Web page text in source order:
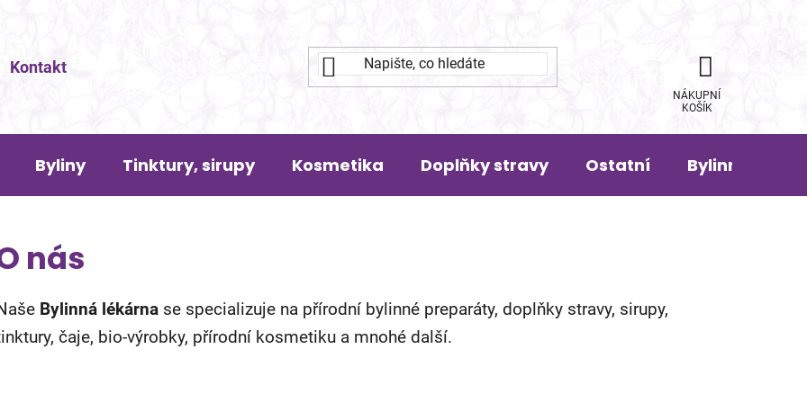
Kontakt
NÁKUPNÍ
KOŠÍK
Byliny Tinktury, sirupy Kosmetika Doplňky stravy Ostatní Bylinná
nás
Bylinná lékárna se specializuje na přírodní bylinné preparáty, doplňky stravy, sirupy,
čaje, bio-výrobky, přírodní kosmetiku a mnohé další.